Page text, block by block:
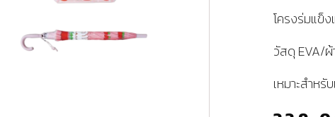
โครงร่มแข็
วัสดุ EVA/
เหมาะสำหรั